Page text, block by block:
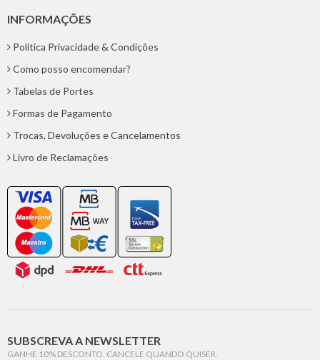
INFORMAÇÕES
Politica Privacidade & Condições
Como posso encomendar?
Tabelas de Portes
Formas de Pagamento
Trocas, Devoluções e Cancelamentos
Livro de Reclamações
SUBSCREVA A NEWSLETTER
GANHE 10% DESCONTO. CANCELE QUANDO QUISER.